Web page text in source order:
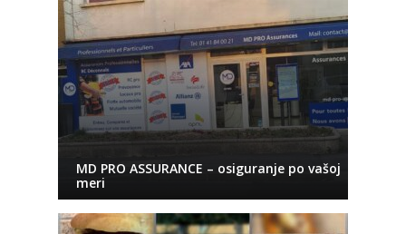
MD PRO ASSURANCE – osiguranje po vašoj
meri